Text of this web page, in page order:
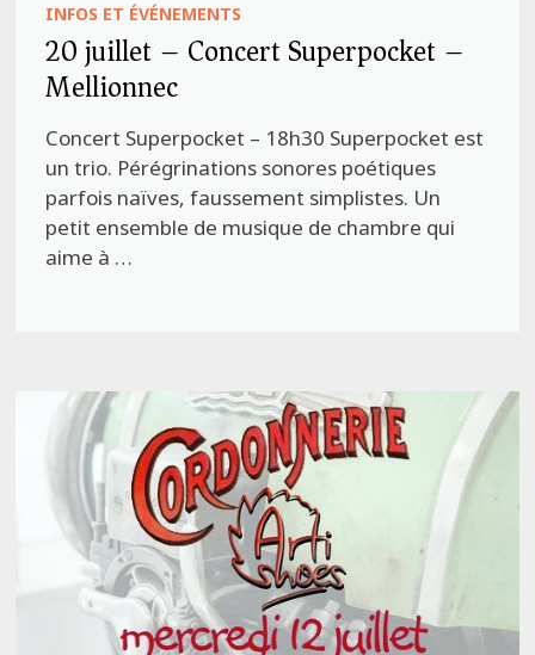
INFOS ET ÉVÉNEMENTS
20 juillet – Concert Superpocket –
Mellionnec
Concert Superpocket – 18h30 Superpocket est
un trio. Pérégrinations sonores poétiques
parfois naïves, faussement simplistes. Un
petit ensemble de musique de chambre qui
aime à …